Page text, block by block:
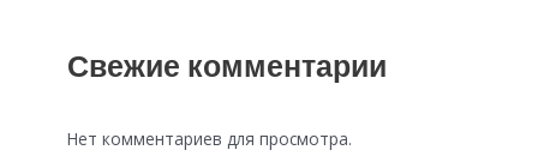
Свежие комментарии
Нет комментариев для просмотра.